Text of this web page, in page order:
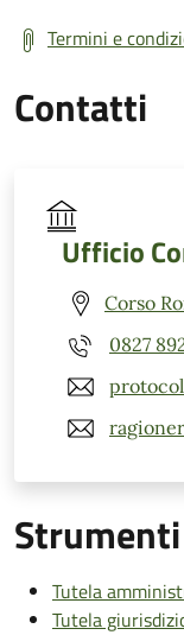
Termini e
Contatti
Ufficio
Corso
0827
Tutela
Tutela